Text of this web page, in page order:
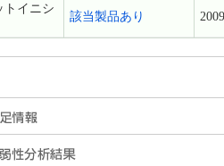
トイニシ
該当製品あり